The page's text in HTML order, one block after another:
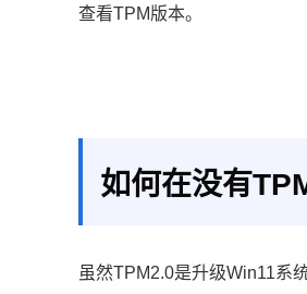
查看TPM版本。
如何在没有
虽然TPM2.0是升级Win11系